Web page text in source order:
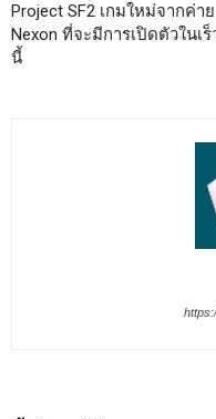
Project SF2 เกมใหม่จากค่าย
Nexon ที่จะมีการเปิดตัวในเร็
นี้